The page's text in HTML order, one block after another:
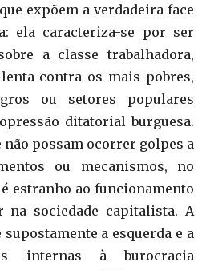
expõem a verdadeira face
ela caracteriza-se por ser
a classe trabalhadora,
contra os mais pobres,
ou setores populares
ditatorial burguesa.
possam ocorrer golpes a
ou mecanismos, no
estranho ao funcionamento
na sociedade capitalista. A
a esquerda e a
internas à burocracia